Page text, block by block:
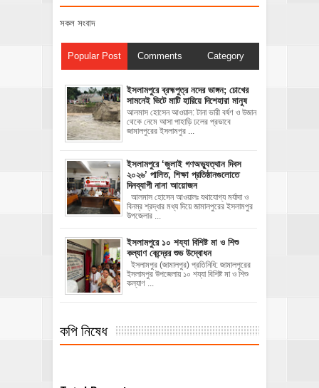
সকল সংবাদ
Popular Post Comments Category
ইসলামপুরে ব্রহ্মপুত্র নদের ভাঙ্গন; চোখের
সামনেই ভিটে মাটি হারিয়ে দিশেহারা মানুষ
আলমাস হোসেন আওয়াল: টানা ভারী বর্ষণ ও উজান
থেকে নেমে আসা পাহাড়ি ঢলের প্রভাবে
জামালপুরের ইসলামপুর ...
‎ইসলামপুরে ‘জুলাই গণঅভ্যুত্থান দিবস
২০২৬’ পালিত, শিক্ষা প্রতিষ্ঠানগুলোতে
দিনব্যাপী নানা আয়োজন
‎​আলমাস হোসেন আওয়ালঃ‎ ‎​যথাযোগ্য মর্যাদা ও
বিনম্র শ্রদ্ধার মধ্য দিয়ে জামালপুরের ইসলামপুর
উপজেলার ...
ইসলামপুরে ১০ শয্যা বিশিষ্ট মা ও শিশু
কল্যাণ কেন্দ্রের শুভ উদ্বোধন
ইসলামপুর (জামালপুর) প্রতিনিধি: জামালপুরের
ইসলামপুর উপজেলায় ১০ শয্যা বিশিষ্ট মা ও শিশু
কল্যাণ ...
কপি নিষেধ